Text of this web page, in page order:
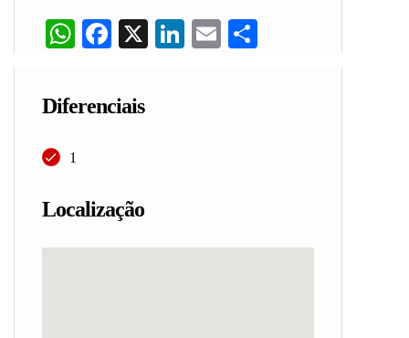
WhatsApp
Facebook
X LinkedIn
Email
Diferenciais
1
Localização